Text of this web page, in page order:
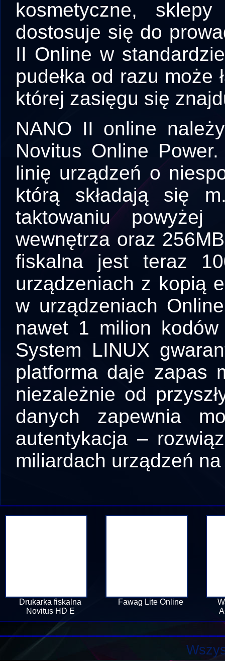
kosmetyczne,
dostosuje się do
II Online w
pudełka od razu może
której zasięgu się
NANO II online
Novitus Online
linię urządzeń o
którą składają się
taktowaniu powyżej
wewnętrza oraz
fiskalna jest teraz
urządzeniach z kopią
w urządzeniach
nawet 1 milion
System LINUX
platforma daje zapas
niezależnie od
danych zapewnia
autentykacja –
miliardach urządzeń
Drukarka fiskalna
Novitus HD E
Fawag Lite Online